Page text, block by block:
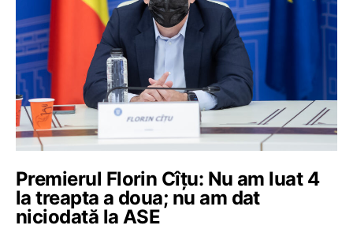
Premierul Florin Cîţu: Nu am luat 4
la treapta a doua; nu am dat
niciodată la ASE